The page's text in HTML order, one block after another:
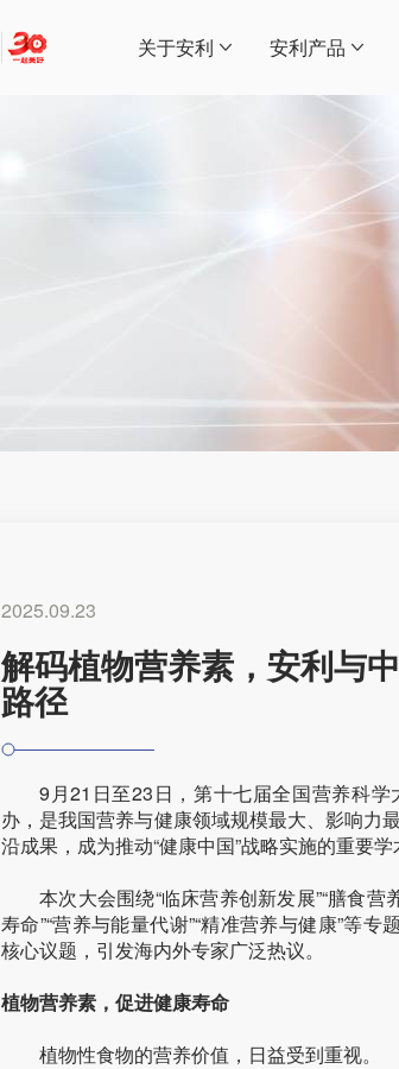
关于安利 安利产品
2025.09.23
解码植物营养素，安利与
路径
9月21日至23日，第十七届全国营养科
办，是我国营养与健康领域规模最大、影响力
沿成果，成为推动“健康中国”战略实施的重要学
本次大会围绕“临床营养创新发展”“膳食
寿命”“营养与能量代谢”“精准营养与健康”等
核心议题，引发海内外专家广泛热议。
植物营养素，促进健康寿命
植物性食物的营养价值，日益受到重视。